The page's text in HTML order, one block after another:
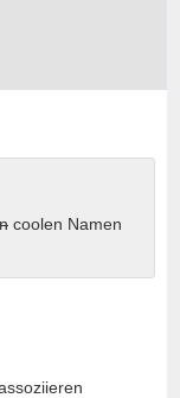
coolen Namen